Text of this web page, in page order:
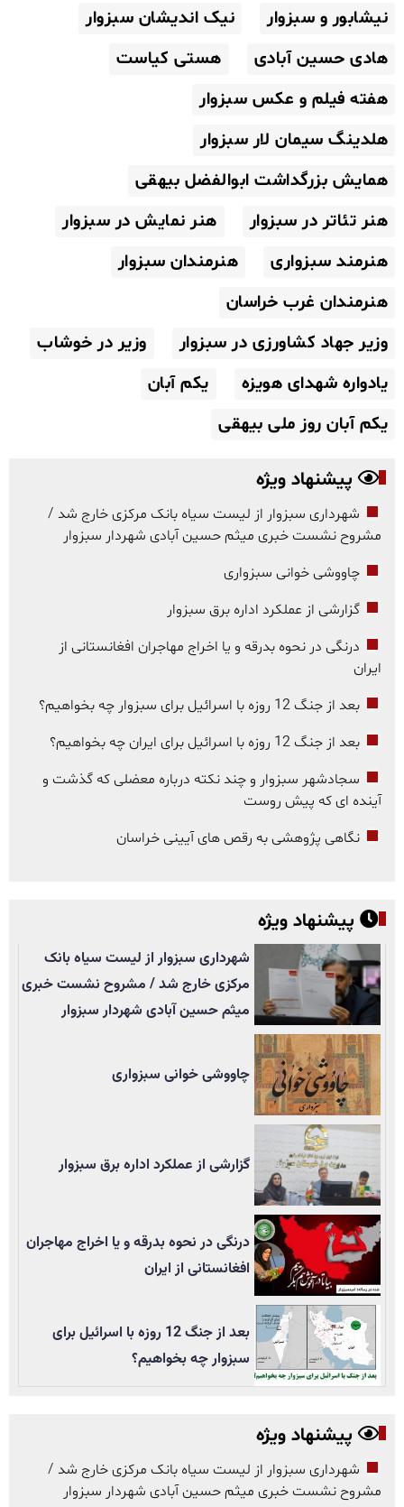
نیشابور و سبزوار
نیک اندیشان سبزوار
هادی حسین آبادی
هستی کیاست
هفته فیلم و عکس سبزوار
هلدینگ سیمان لار سبزوار
همایش بزرگداشت ابوالفضل بیهقی
هنر تئاتر در سبزوار
هنر نمایش در سبزوار
هنرمند سبزواری
هنرمندان سبزوار
هنرمندان غرب خراسان
وزیر جهاد کشاورزی در سبزوار
وزیر در خوشاب
یادواره شهدای هویزه
یکم آبان
یکم آبان روز ملی بیهقی
پیشنهاد ویژه
شهرداری سبزوار از لیست سیاه بانک مرکزی خارج شد /
مشروح نشست خبری میثم حسین آبادی شهردار سبزوار
چاووشی خوانی سبزواری
گزارشی از عملکرد اداره برق سبزوار
درنگی در نحوه بدرقه و یا اخراج مهاجران افغانستانی از
ایران
بعد از جنگ 12 روزه با اسرائیل برای سبزوار چه بخواهیم؟
بعد از جنگ 12 روزه با اسرائیل برای ایران چه بخواهیم؟
سجادشهر سبزوار و چند نکته درباره معضلی که گذشت و
آینده ای که پیش روست
نگاهی پژوهشی به رقص های آیینی خراسان
پیشنهاد ویژه
شهرداری سبزوار از لیست سیاه بانک
مرکزی خارج شد / مشروح نشست خبری
میثم حسین آبادی شهردار سبزوار
چاووشی خوانی سبزواری
گزارشی از عملکرد اداره برق سبزوار
درنگی در نحوه بدرقه و یا اخراج مهاجران
افغانستانی از ایران
بعد از جنگ 12 روزه با اسرائیل برای
سبزوار چه بخواهیم؟
پیشنهاد ویژه
شهرداری سبزوار از لیست سیاه بانک مرکزی خارج شد /
مشروح نشست خبری میثم حسین آبادی شهردار سبزوار